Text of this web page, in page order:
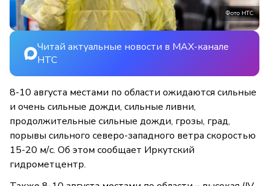
Фото НТС
Читай актуальные новости в MAX-канале
НТС
8-10 августа местами по области ожидаются сильные
и очень сильные дожди, сильные ливни,
продолжительные сильные дожди, грозы, град,
порывы сильного северо-западного ветра скоростью
15-20 м/с. Об этом сообщает Иркутский
гидрометцентр.